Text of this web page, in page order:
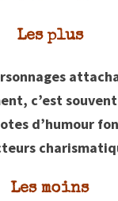
Les plus
c’est
d’humour
Les moins